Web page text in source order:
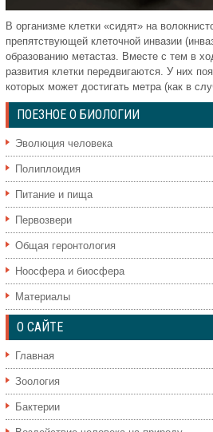
В организме клетки «сидят» на
препятствующей клеточной инвазии
образованию метастаз. Вместе с тем в
развития клетки передвигаются. У них
которых может достигать метра (как в
ПОЕЗНОЕ О БИОЛОГИИ
Эволюция человека
Полиплоидия
Питание и пища
Первозвери
Общая геронтология
Ноосфера и биосфера
Материалы
О САЙТЕ
Главная
Зоология
Бактерии